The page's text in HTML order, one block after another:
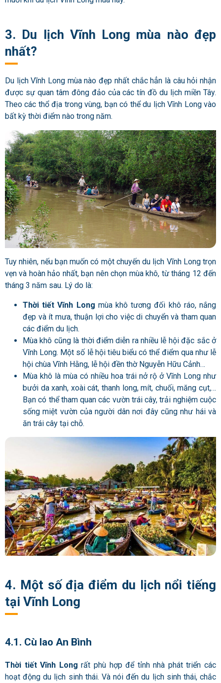
3. Du lịch Vĩnh Long mùa nào đẹp
nhất?
Du lịch Vĩnh Long mùa nào đẹp nhất chắc hẳn là câu hỏi nhận
được sự quan tâm đông đảo của các tín đồ du lịch miền Tây.
Theo các thổ địa trong vùng, bạn có thể du lịch Vĩnh Long vào
bất kỳ thời điểm nào trong năm.
Tuy nhiên, nếu bạn muốn có một chuyến du lịch Vĩnh Long trọn
vẹn và hoàn hảo nhất, bạn nên chọn mùa khô, từ tháng 12 đến
tháng 3 năm sau. Lý do là:
Thời tiết Vĩnh Long mùa khô tương đối khô ráo, nắng
đẹp và ít mưa, thuận lợi cho việc di chuyển và tham quan
các điểm du lịch.
Mùa khô cũng là thời điểm diễn ra nhiều lễ hội đặc sắc ở
Vĩnh Long. Một số lễ hội tiêu biểu có thể điểm qua như lễ
hội chùa Vĩnh Hằng, lễ hội đền thờ Nguyễn Hữu Cảnh…
Mùa khô là mùa có nhiều hoa trái nở rộ ở Vĩnh Long như
bưởi da xanh, xoài cát, thanh long, mít, chuối, măng cụt,…
Bạn có thể tham quan các vườn trái cây, trải nghiệm cuộc
sống miệt vườn của người dân nơi đây cũng như hái và
ăn trái cây tại chỗ.
4. Một số địa điểm du lịch nổi tiếng
tại Vĩnh Long
4.1. Cù lao An Bình
Thời tiết Vĩnh Long rất phù hợp để tỉnh nhà phát triển các
hoạt động du lịch sinh thái. Và nói đến du lịch sinh thái, chắc